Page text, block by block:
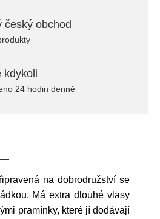
český obchod
kdykoli
24 hodin denně
na dobrodružství se
Má extra dlouhé vlasy
pramínky, které jí dodávají